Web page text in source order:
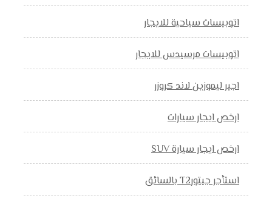
اتوبيسات سياحية للايجار
اتوبيسات مرسيدس للايجار
اجير ليموزين لاند كروزر
ارخص ايجار سيارات
ارخص ايجار سيارة SUV
استأجر جيتورT2 بالسائق